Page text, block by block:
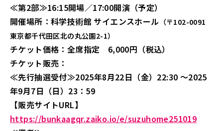
≪第2部≫16:15開場／17:00開演（予定）
開催場所：科学技術館 サイエンスホール （〒102-0091
東京都千代田区北の丸公園2-1）
チケット価格：全席指定 6,000円（税込）
チケット販売：
≪先行抽選受付≫2025年8月22日（金）22:30 ～2025
年9月7日（日）23：59
【販売サイトURL】
https://bunkaagqr.zaiko.io/e/suzuhome251019